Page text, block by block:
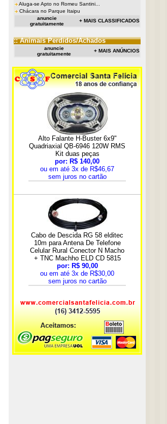
Aluga-se Apto no Romeu Santini...
Chácara no Parque Itaipu
anuncie
gratuitamente
+ MAIS CLASSIFICADOS
:: Animais Perdidos/Achados
anuncie
gratuitamente
+ MAIS ANÚNCIOS